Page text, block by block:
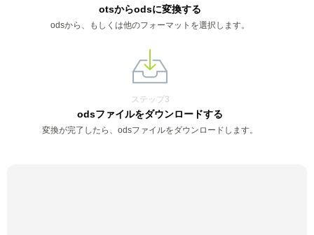
otsからodsに変換する
odsから、もしくは他のフォーマットを選択します。
ステップ3
odsファイルをダウンロードする
変換が完了したら、odsファイルをダウンロードします。